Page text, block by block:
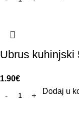
Ubrus kuhinjski
1.90€
Dodaj u